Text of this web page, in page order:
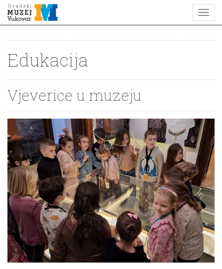
Edukacija
Vjeverice u muzeju